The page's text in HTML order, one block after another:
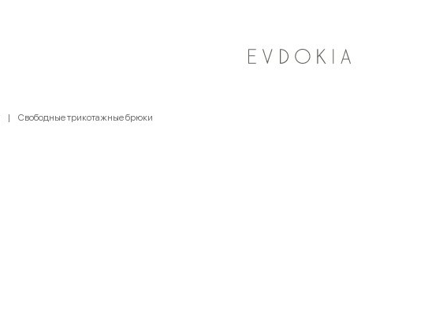
Свободные трикотажные брюки